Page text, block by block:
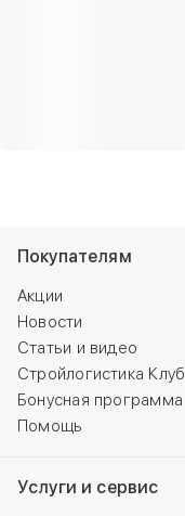
Покупателям
Акции
Новости
Статьи и видео
Стройлогистика Клуб
Бонусная программа
Помощь
Услуги и сервис